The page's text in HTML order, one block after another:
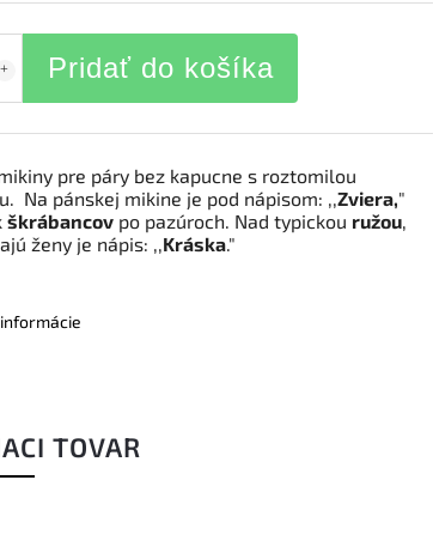
Pridať do košíka
pre páry bez kapucne s roztomilou
Na pánskej mikine je pod nápisom: ,, Zviera,"
škrábancov po pazúroch. Nad typickou ružou
ženy je nápis: ,, Kráska."
TOVAR